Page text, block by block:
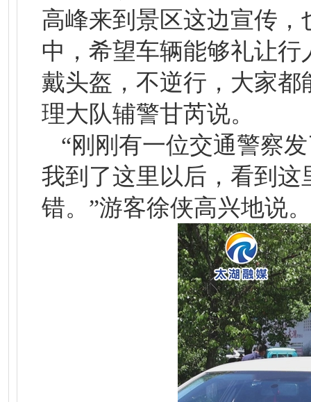
高峰来到景区这边宣传
中，希望车辆能够礼让
戴头盔，不逆行，大家
理大队辅警甘芮说。
“刚刚有一位交通警察
我到了这里以后，看到
错。”游客徐侠高兴地说。